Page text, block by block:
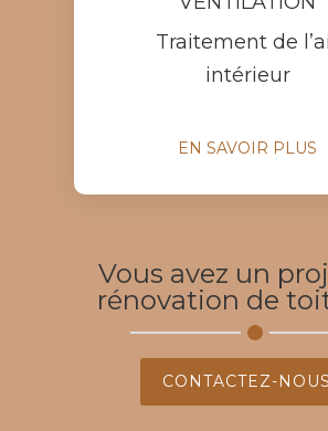
Traitement de
intérieur
EN SAVOIR PLUS
Vous avez un
rénovation de
CONTACTEZ-NOUS